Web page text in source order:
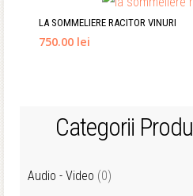
LA SOMMELIERE RACITOR VINURI
750.00 lei
Categorii
Audio - Video (0)